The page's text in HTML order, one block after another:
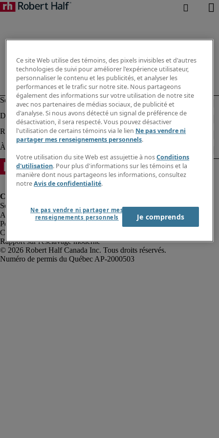
Alerte à la fraude
Politique de confidentialité
Conditions d’utilisation
Rapport sur l'esclavage moderne
Robert Half Canada Inc. Tous droits réservés.
Ce site Web utilise des témoins, des pixels invisibles et d'autres
technologies de suivi pour améliorer l'expérience utilisateur,
personnaliser le contenu et les publicités, et analyser les
performances et le trafic sur notre site. Nous partageons
également des informations sur votre utilisation de notre site
avec nos partenaires de médias sociaux, de publicité et
d'analyse. Si nous avons détecté un signal de préférence de
désactivation, il sera respecté. Vous pouvez désactiver
l'utilisation de certains témoins via le lien Ne pas vendre ni
partager mes renseignements personnels.
Votre utilisation du site Web est assujettie à nosConditions
d'utilisation. Pour plus d'informations sur les témoins et la
manière dont nous partageons les informations, consultez
notreAvis de confidentialité.
Ne pas vendre ni partager mes
renseignements personnels
Je comprends